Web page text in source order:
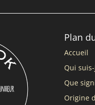
Plan
Accueil
Qui
Que
Origine